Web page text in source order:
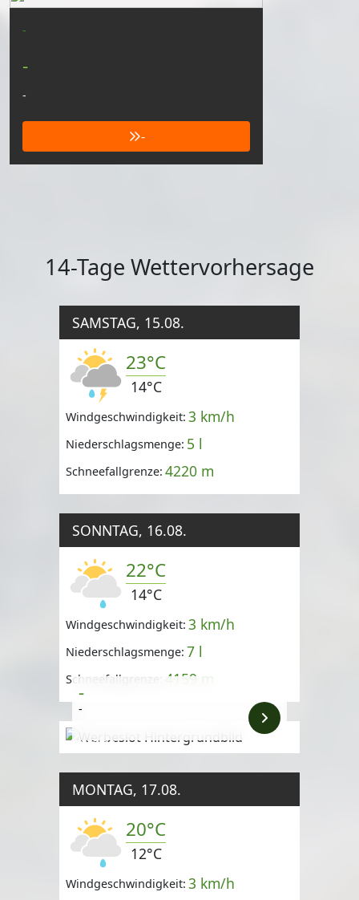
-
-
-
-
14-Tage Wettervorhersage
SAMSTAG, 15.08.
23°C
14°C
Windgeschwindigkeit: 3 km/h
Niederschlagsmenge: 5 l
Schneefallgrenze: 4220 m
SONNTAG, 16.08.
22°C
14°C
Windgeschwindigkeit: 3 km/h
Niederschlagsmenge: 7 l
Schneefallgrenze: 4159 m
Anzeige
-
-
MONTAG, 17.08.
20°C
12°C
Windgeschwindigkeit: 3 km/h